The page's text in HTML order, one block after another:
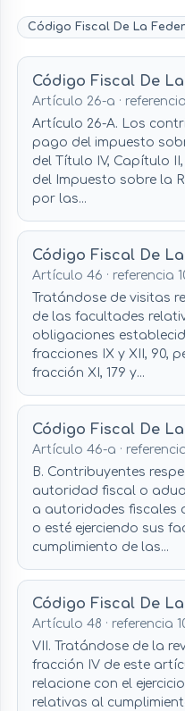
Código Fiscal De La
Código Fiscal De
Artículo 26-a ·
Artículo 26-A. Los
pago del impuesto
del Título IV, Capítulo
del Impuesto sobre la
por las...
Código Fiscal De
Artículo 46 · referencia
Tratándose de visitas
de las facultades
obligaciones
fracciones IX y XII, 90,
fracción XI, 179 y...
Código Fiscal De
Artículo 46-a ·
B. Contribuyentes
autoridad fiscal o
a autoridades fiscales
o esté ejerciendo sus
cumplimiento de las...
Código Fiscal De
Artículo 48 · referencia
VII. Tratándose de la
fracción IV de este
relacione con el
relativas al